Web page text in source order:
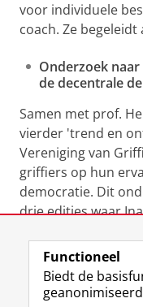
voor individuele
coach. Ze
Onderzoek
de decentrale
Samen met prof.
vierder 'trend en
Vereniging van
griffiers op hun
democratie. Dit
drie edities waar
Laatst gewijzigd:
Functioneel
Biedt de